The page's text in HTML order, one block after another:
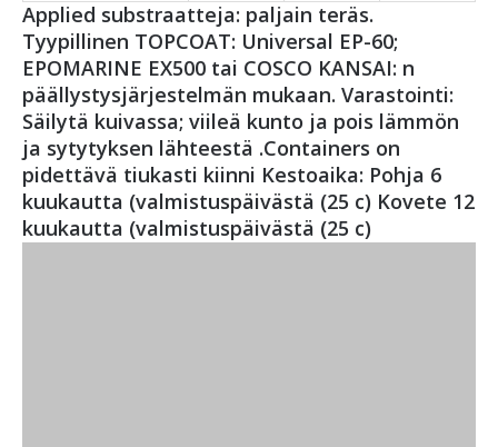
Applied substraatteja: paljain teräs.
Tyypillinen TOPCOAT: Universal EP-60;
EPOMARINE EX500 tai COSCO KANSAI: n
päällystysjärjestelmän mukaan. Varastointi:
Säilytä kuivassa; viileä kunto ja pois lämmön
ja sytytyksen lähteestä .Containers on
pidettävä tiukasti kiinni Kestoaika: Pohja 6
kuukautta (valmistuspäivästä (25 c) Kovete 12
kuukautta (valmistuspäivästä (25 c)